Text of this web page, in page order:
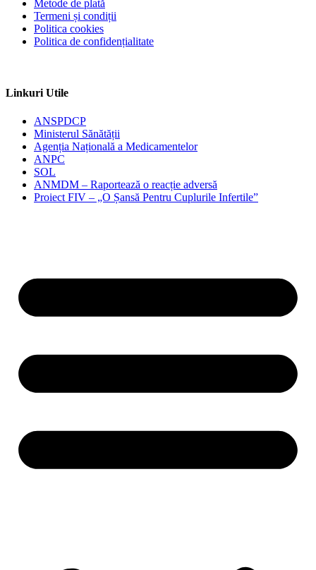
Metode de plată
Termeni și condiții
Politica cookies
Politica de confidențialitate
Linkuri Utile
ANSPDCP
Ministerul Sănătății
Agenția Națională a Medicamentelor
ANPC
SOL
ANMDM – Raportează o reacție adversă
Proiect FIV – „O Șansă Pentru Cuplurile Infertile”